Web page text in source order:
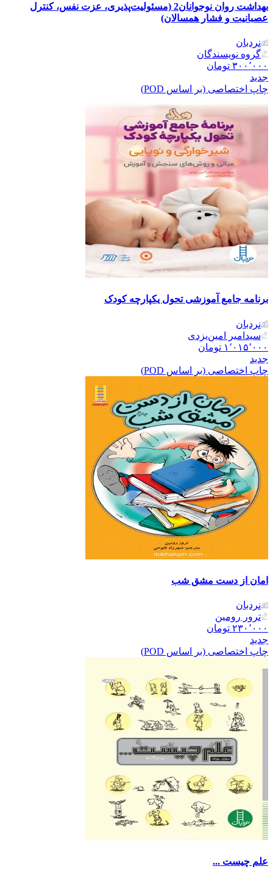
بهداشت روان نوجوانان2 (مسئولیت‌پذیری، عزت نفس، کنترل
عصبانیت و فشار همسالان)
نردبان
گروه نویسندگان
۳۰۰٬۰۰۰ تومان
جدید
چاپ اختصاصی (بر اساس POD)
برنامه جامع آموزشی تحول یکپارچه کودک
نردبان
سیدامیر امین‌یزدی
۱٬۰۱۵٬۰۰۰ تومان
جدید
چاپ اختصاصی (بر اساس POD)
امان از دست مشق شب
نردبان
ترور رومین
۲۳۰٬۰۰۰ تومان
جدید
چاپ اختصاصی (بر اساس POD)
علم چیست ...